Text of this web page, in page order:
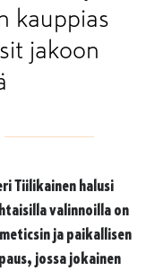
kauppias
jakoon
Tiilikainen halusi
valinnoilla on
ja paikallisen
jossa jokainen